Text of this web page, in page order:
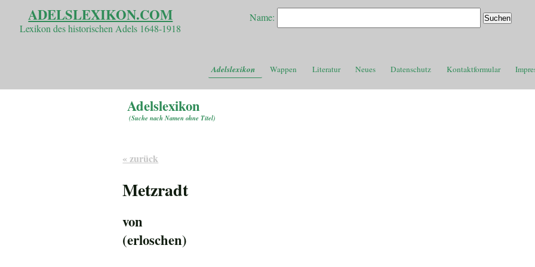
ADELSLEXIKON.COM
Lexikon des historischen Adels 1648-1918
Name:
Adelslexikon Wappen Literatur Neues Datenschutz Kontaktformular
Adelslexikon
(Suche nach Namen ohne Titel)
« zurück
Metzradt
von
(erloschen)